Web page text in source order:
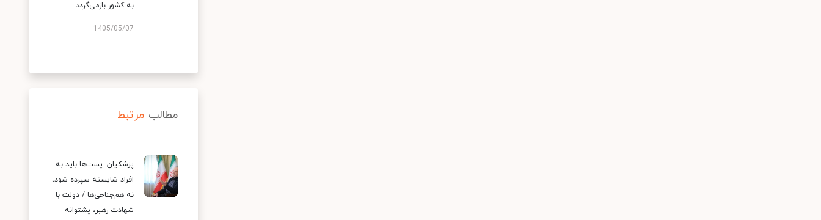
به کشور بازمی‌گردد
1405/05/07
مطالب مرتبط
پزشکیان: پست‌ها باید به
افراد شایسته سپرده شود،
نه هم‌جناحی‌ها / دولت با
شهادت رهبر، پشتوانه